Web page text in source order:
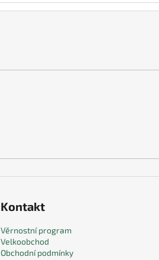
Kontakt
Věrnostní program
Velkoobchod
Obchodní podmínky